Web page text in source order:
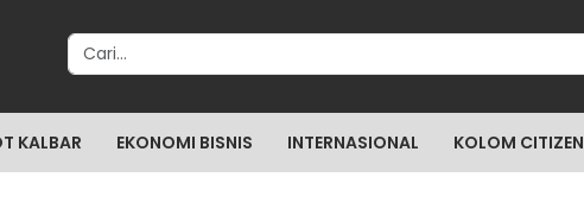
Search for:
KALBAR EKONOMI BISNIS INTERNASIONAL KOLOM CITIZEN